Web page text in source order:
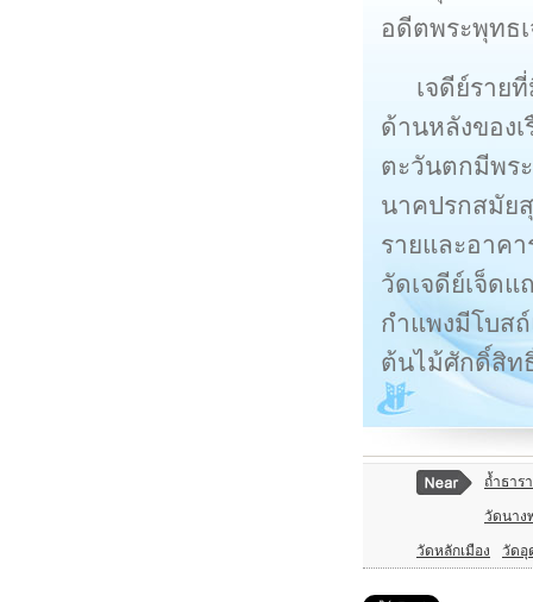
อดีตพระพุทธ
เจดีย์ราย
ด้านหลังของ
ตะวันตกมีพร
นาคปรกสมัย
รายและอาค
วัดเจดีย์เจ็ด
กำแพงมีโบส
ต้นไม้ศักดิ์สิท
ถ้ำธาร
วัดนาง
วัดหลักเมือง วัดอุ